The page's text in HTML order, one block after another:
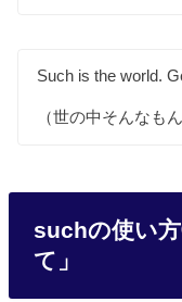
Such is the world.
（世の中そんなも
suchの使い
て」